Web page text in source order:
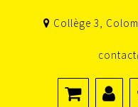
Collège 3,